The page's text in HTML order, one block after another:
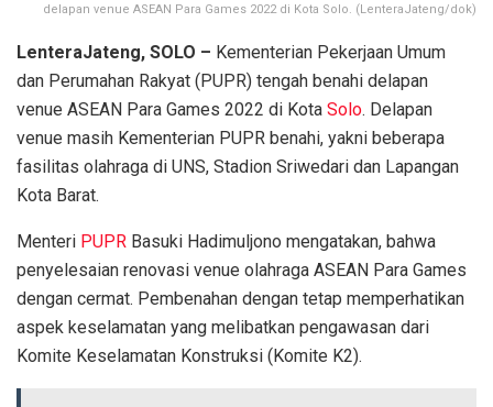
delapan venue ASEAN Para Games 2022 di Kota Solo. (LenteraJateng/dok)
LenteraJateng, SOLO – Kementerian Pekerjaan Umum
dan Perumahan Rakyat (PUPR) tengah benahi delapan
venue ASEAN Para Games 2022 di Kota Solo. Delapan
venue masih Kementerian PUPR benahi, yakni beberapa
fasilitas olahraga di UNS, Stadion Sriwedari dan Lapangan
Kota Barat.
Menteri PUPR Basuki Hadimuljono mengatakan, bahwa
penyelesaian renovasi venue olahraga ASEAN Para Games
dengan cermat. Pembenahan dengan tetap memperhatikan
aspek keselamatan yang melibatkan pengawasan dari
Komite Keselamatan Konstruksi (Komite K2).